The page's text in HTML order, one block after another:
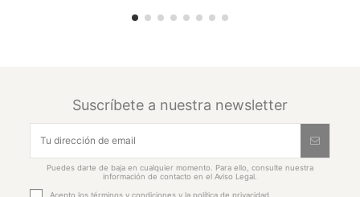
Suscríbete a nuestra newsletter
Puedes darte de baja en cualquier momento. Para ello, consulte nuestra
información de contacto en el Aviso Legal.
Acepto lostérminos y condiciones y lapolítica de privacidad